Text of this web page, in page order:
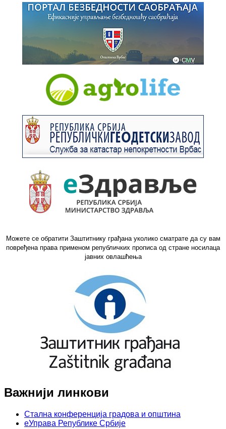
Можете се обратити Заштитнику грађана уколико сматрате да су вам
повређена права применом републичких прописа од стране носилаца
јавних овлашћења
Важнији линкови
Стална конференција градова и општина
еУправа Републике Србије